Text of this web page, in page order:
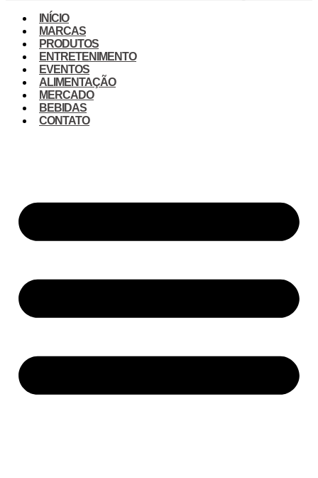
INÍCIO
MARCAS
PRODUTOS
ENTRETENIMENTO
EVENTOS
ALIMENTAÇÃO
MERCADO
BEBIDAS
CONTATO